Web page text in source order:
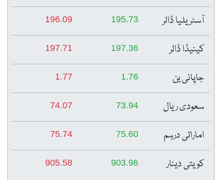
آسٹریلیا ڈالر 195.73
196.09
کینیڈا ڈالر 197.36
197.71
جاپانی ین 1.76
1.77
سعودی ریال 73.94
74.07
اماراتی درہم 75.60
75.74
کویتی دینار 903.96
905.58